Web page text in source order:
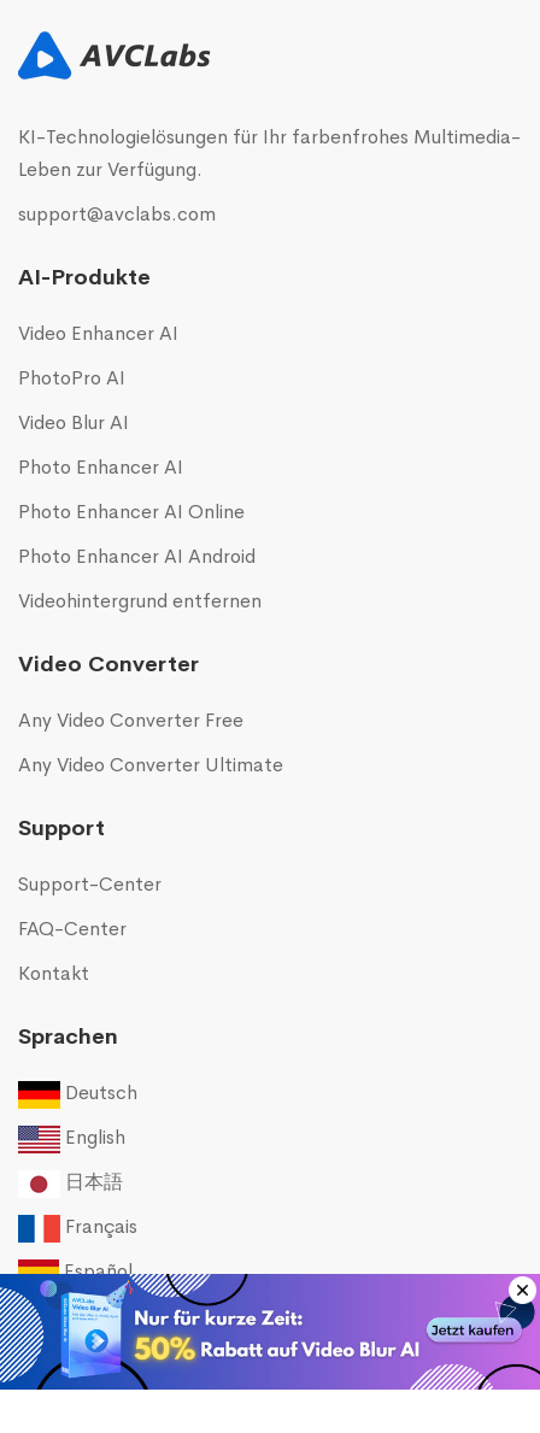
KI-Technologielösungen für Ihr farbenfrohes Multimedia-
Leben zur Verfügung.
support@avclabs.com
AI-Produkte
Video Enhancer AI
PhotoPro AI
Video Blur AI
Photo Enhancer AI
Photo Enhancer AI Online
Photo Enhancer AI Android
Videohintergrund entfernen
Video Converter
Any Video Converter Free
Any Video Converter Ultimate
Support
Support-Center
FAQ-Center
Kontakt
Sprachen
Deutsch
English
日本語
Français
Español
© 2026 AVCLabs. Alle Rechte vorbehalten.